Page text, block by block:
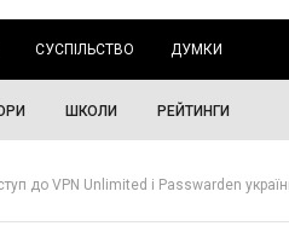
СУСПІЛЬСТВО ДУМКИ
ШКОЛИ РЕЙТИНГИ
до VPN Unlimited і Passwarden